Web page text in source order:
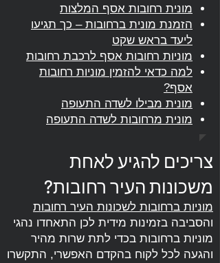
מונית רחובות אסף המלצות
הזמנת מונית ברחובות – כך תגיעו
ליעד בראש שקט
מוניות רחובות אסף לרכבת רחובות
למה כדאי להזמין מוניות רחובות
אסף?
מונית מבילו לשדה התעופה
מונית מרחובות לשדה התעופה
צריכים להגיע לאחת
משכונות העיר רחובות?
מוניות ברחובות לשכונות העיר רחובות
והסביבה בזמינות מידית לכן התאחדו נהגי
מוניות ברחובות בכדי לתת שרות מהיר
והגעה לכל לקוח בהקדם האפשרי, התקשרו